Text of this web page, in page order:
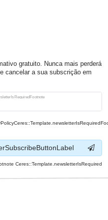
gratuito. Nunca mais perderá
cancelar a sua subscrição em
Ceres::Template.newsletterIsRequired